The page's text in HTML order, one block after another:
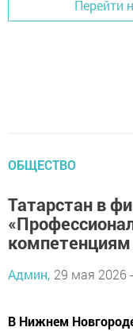
Перейти
ОБЩЕСТВО
Татарстан в
компетенциям
Админ, 29 мая 2026
В Нижнем